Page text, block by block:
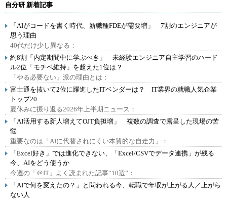
自分研 新着記事
「AIがコードを書く時代、新職種FDEが需要増」 7割のエンジニアが
思う理由
40代だけ少し異なる：
約8割「内定期間中に学ぶべき」 未経験エンジニア自主学習のハード
ル2位「モチベ維持」を超えた1位は？
「やる必要ない」派の理由とは：
富士通を抜いて2位に躍進したITベンダーは？ IT業界の就職人気企業
トップ20
夏休みに振り返る2026年上半期ニュース：
「AI活用する新人増えてOJT負担増」 複数の調査で露呈した現場の苦
悩
重要なのは「AIに代替されにくい本質的な自走力」：
「Excel好き」では進化できない、「Excel/CSVでデータ連携」が残る
今、AIをどう使うか
今週の「＠IT」よく読まれた記事“10選”：
「AIで何を変えたの？」と問われる今、転職で年収が上がる人／上がら
ない人